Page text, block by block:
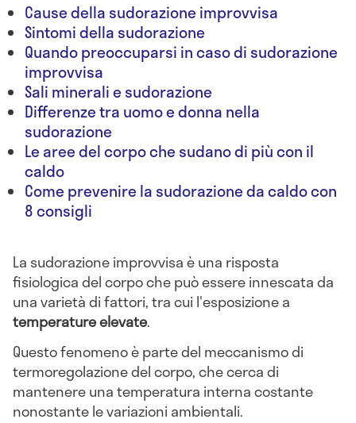
Cause della sudorazione improvvisa
Sintomi della sudorazione
Quando preoccuparsi in caso di sudorazione
improvvisa
Sali minerali e sudorazione
Differenze tra uomo e donna nella
sudorazione
Le aree del corpo che sudano di più con il
caldo
Come prevenire la sudorazione da caldo con
8 consigli
La sudorazione improvvisa è una risposta
fisiologica del corpo che può essere innescata da
una varietà di fattori, tra cui l'esposizione a
temperature elevate.
Questo fenomeno è parte del meccanismo di
termoregolazione del corpo, che cerca di
mantenere una temperatura interna costante
nonostante le variazioni ambientali.